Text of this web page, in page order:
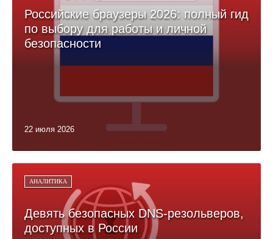
Российские браузеры 2026: полный гид
по выбору для работы и личной
безопасности
22 июля 2026
АНАЛИТИКА
Девять безопасных DNS-резольверов,
доступных в России